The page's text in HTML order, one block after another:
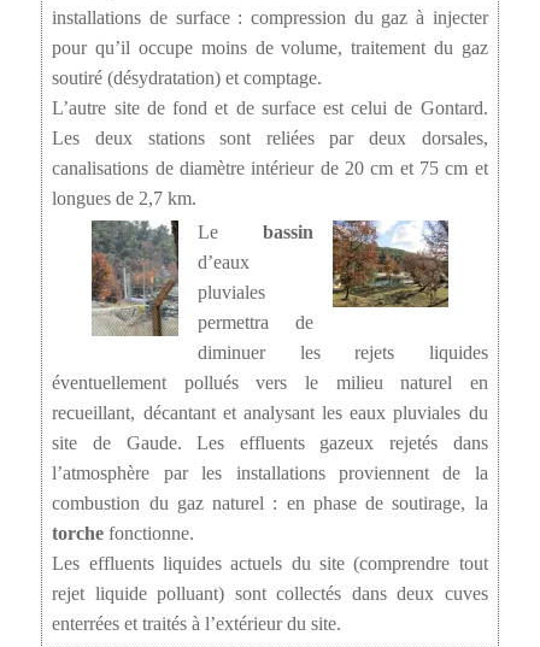
installations de surface : compression du gaz à injecter
pour qu’il occupe moins de volume, traitement du gaz
soutiré (désydratation) et comptage.
L’autre site de fond et de surface est celui de Gontard.
Les deux stations sont reliées par deux dorsales,
canalisations de diamètre intérieur de 20 cm et 75 cm et
longues de 2,7 km.
Le bassin
d’eaux
pluviales
permettra de
diminuer les rejets liquides
éventuellement pollués vers le milieu naturel en
recueillant, décantant et analysant les eaux pluviales du
site de Gaude. Les effluents gazeux rejetés dans
l’atmosphère par les installations proviennent de la
combustion du gaz naturel : en phase de soutirage, la
torche fonctionne.
Les effluents liquides actuels du site (comprendre tout
rejet liquide polluant) sont collectés dans deux cuves
enterrées et traités à l’extérieur du site.